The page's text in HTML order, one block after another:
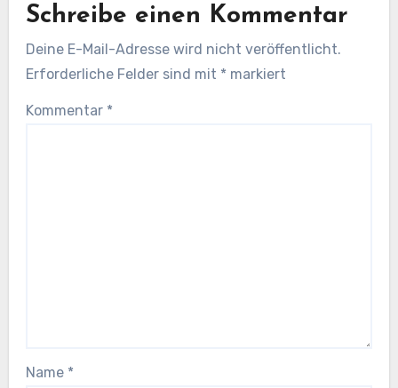
Schreibe einen Kommentar
Deine E-Mail-Adresse wird nicht veröffentlicht.
Erforderliche Felder sind mit * markiert
Kommentar *
Name *